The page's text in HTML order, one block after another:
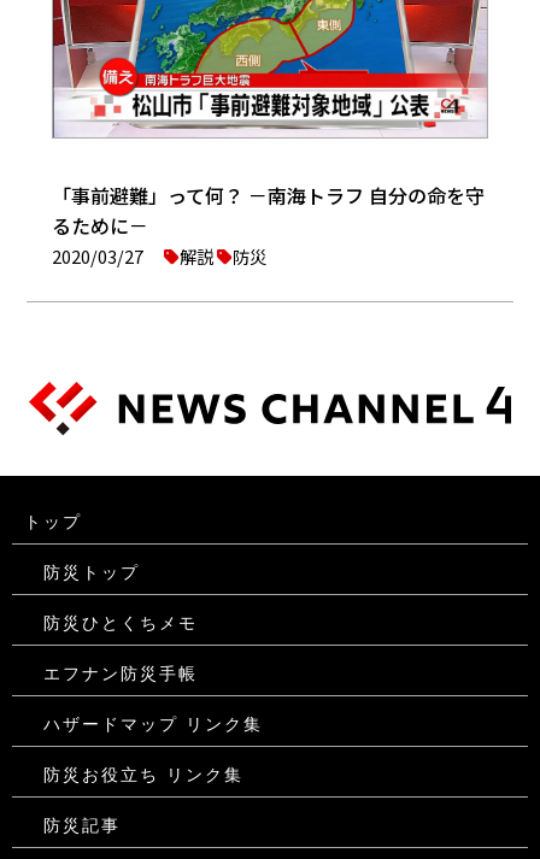
「事前避難」って何？ －南海トラフ 自分の命を守
るために－
2020/03/27 解説 防災
トップ
防災トップ
防災ひとくちメモ
エフナン防災手帳
ハザードマップ リンク集
防災お役立ち リンク集
防災記事